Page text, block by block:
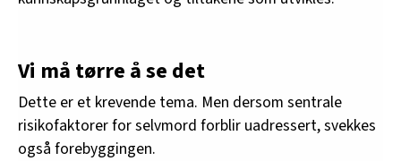
Vi må tørre å se det
Dette er et krevende tema. Men dersom sentrale
risikofaktorer for selvmord forblir uadressert, svekkes
også forebyggingen.